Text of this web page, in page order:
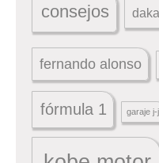
consejos
fernando alonso
fórmula 1 garaje j-j